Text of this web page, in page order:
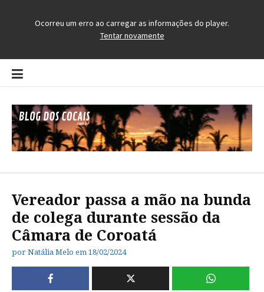
Pular
para
conteúdo
Vereador passa a mão na bunda
de colega durante sessão da
Câmara de Coroatá
por Natália Melo em 18/02/2024